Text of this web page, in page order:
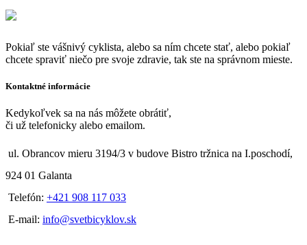
Pokiaľ ste vášnivý cyklista, alebo sa ním chcete stať, alebo pokiaľ
chcete spraviť niečo pre svoje zdravie, tak ste na správnom mieste.
Kontaktné informácie
Kedykoľvek sa na nás môžete obrátiť,
či už telefonicky alebo emailom.
ul. Obrancov mieru 3194/3 v budove Bistro tržnica na I.poschodí,
924 01 Galanta
Telefón: +421 908 117 033
E-mail: info@svetbicyklov.sk